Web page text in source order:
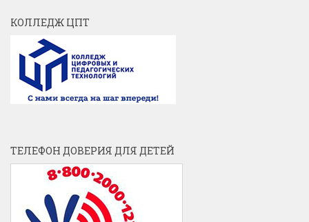
КОЛЛЕДЖ ЦПТ
ТЕЛЕФОН ДОВЕРИЯ ДЛЯ ДЕТЕЙ